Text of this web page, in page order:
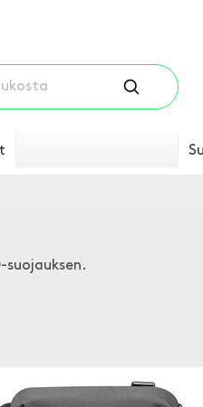
suojauksen.